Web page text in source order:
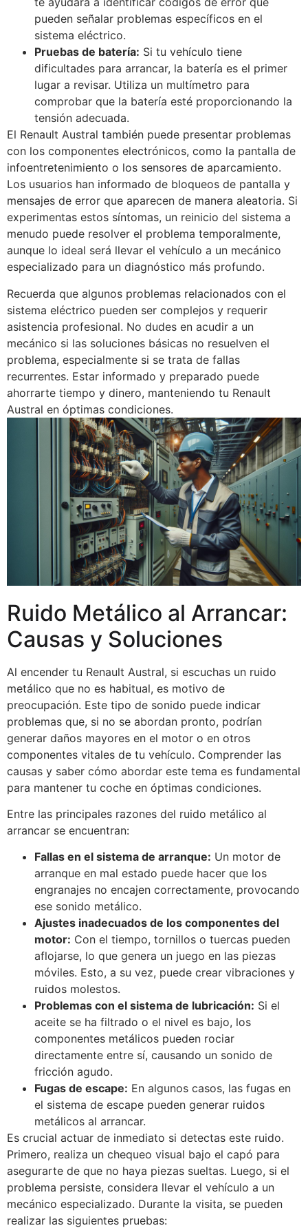
pueden señalar problemas específicos en el
sistema eléctrico.
Pruebas de batería: Si tu vehículo tiene
dificultades para arrancar, la batería es el primer
lugar a revisar. Utiliza un multímetro para
comprobar que la batería esté proporcionando la
tensión adecuada.
El Renault Austral también puede presentar problemas
con los componentes electrónicos, como la pantalla de
infoentretenimiento o los sensores de aparcamiento.
Los usuarios han informado de bloqueos de pantalla y
mensajes de error que aparecen de manera aleatoria. Si
experimentas estos síntomas, un reinicio del sistema a
menudo puede resolver el problema temporalmente,
aunque lo ideal será llevar el vehículo a un mecánico
especializado para un diagnóstico más profundo.
Recuerda que algunos problemas relacionados con el
sistema eléctrico pueden ser complejos y requerir
asistencia profesional. No dudes en acudir a un
mecánico si las soluciones básicas no resuelven el
problema, especialmente si se trata de fallas
recurrentes. Estar informado y preparado puede
ahorrarte tiempo y dinero, manteniendo tu Renault
Austral en óptimas condiciones.
Ruido Metálico al Arrancar:
Causas y Soluciones
Al encender tu Renault Austral, si escuchas un ruido
metálico que no es habitual, es motivo de
preocupación. Este tipo de sonido puede indicar
problemas que, si no se abordan pronto, podrían
generar daños mayores en el motor o en otros
componentes vitales de tu vehículo. Comprender las
causas y saber cómo abordar este tema es fundamental
para mantener tu coche en óptimas condiciones.
Entre las principales razones del ruido metálico al
arrancar se encuentran:
Fallas en el sistema de arranque: Un motor de
arranque en mal estado puede hacer que los
engranajes no encajen correctamente, provocando
ese sonido metálico.
Ajustes inadecuados de los componentes del
motor: Con el tiempo, tornillos o tuercas pueden
aflojarse, lo que genera un juego en las piezas
móviles. Esto, a su vez, puede crear vibraciones y
ruidos molestos.
Problemas con el sistema de lubricación: Si el
aceite se ha filtrado o el nivel es bajo, los
componentes metálicos pueden rociar
directamente entre sí, causando un sonido de
fricción agudo.
Fugas de escape: En algunos casos, las fugas en
el sistema de escape pueden generar ruidos
metálicos al arrancar.
Es crucial actuar de inmediato si detectas este ruido.
Primero, realiza un chequeo visual bajo el capó para
asegurarte de que no haya piezas sueltas. Luego, si el
problema persiste, considera llevar el vehículo a un
mecánico especializado. Durante la visita, se pueden
realizar las siguientes pruebas: